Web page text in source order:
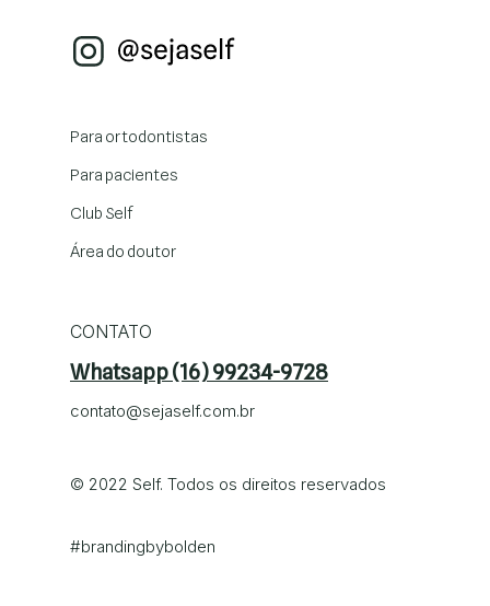
Para ortodontistas
Para pacientes
Club Self
Área do doutor
CONTATO
Whatsapp (16) 99234-9728
contato@sejaself.com.br
© 2022 Self. Todos os direitos reservados
#brandingbybolden